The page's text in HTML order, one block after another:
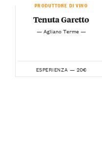
PRODUTTORE DI VINO
Tenuta Garetto
— Agliano Terme —
ESPERIENZA — 20€